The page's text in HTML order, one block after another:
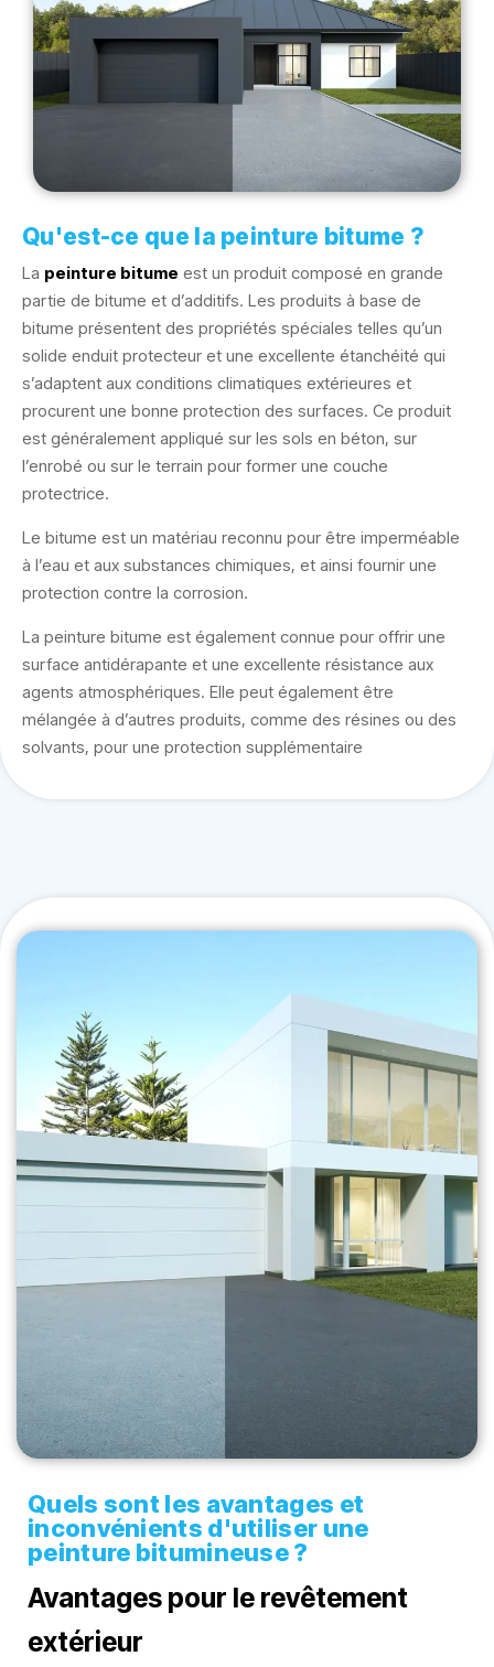
Qu'est-ce que la peinture bitume ?
La peinture bitume est un produit composé en grande
partie de bitume et d’additifs. Les produits à base de
bitume présentent des propriétés spéciales telles qu’un
solide enduit protecteur et une excellente étanchéité qui
s’adaptent aux conditions climatiques extérieures et
procurent une bonne protection des surfaces. Ce produit
est généralement appliqué sur les sols en béton, sur
l’enrobé ou sur le terrain pour former une couche
protectrice.
Le bitume est un matériau reconnu pour être imperméable
à l’eau et aux substances chimiques, et ainsi fournir une
protection contre la corrosion.
La peinture bitume est également connue pour offrir une
surface antidérapante et une excellente résistance aux
agents atmosphériques. Elle peut également être
mélangée à d’autres produits, comme des résines ou des
solvants, pour une protection supplémentaire
Quels sont les avantages et
inconvénients d'utiliser une
peinture bitumineuse ?
Avantages pour le revêtement
extérieur